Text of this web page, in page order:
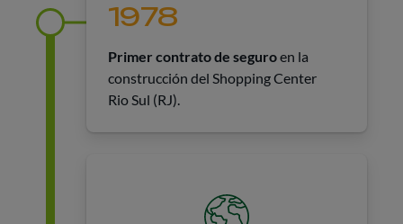
1978
Primer contrato de seguroen la
construcción del Shopping Center
Rio Sul (RJ).